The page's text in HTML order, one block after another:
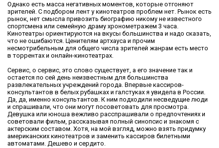
Однако есть масса негативных моментов, которые отгоняют
зрителей. С подбором лент у кинотеатров проблем нет. Рынок есть
рынок, нет смысла привозить биографию никому не известного
спортсмена или семейную драму хронометражем 3 часа.
Кинотеатры ориентируются на вкусы большинства и надо сказать,
что не ошибаются. Ценителям артхауса и прочим
несмотрибельным для общего числа зрителей жанрам есть место
в торрентах и онлайн-кинотеатрах.
Сервис, о сервис, это слово существует, а его значение так и
остается по сей день неизвестным для большинства
развлекательных учреждений города. Впервые кассиров-
консультантов в белых рубашках и галстуках я увидела в России.
Да, да, именно консультантов. К ним подходили несведущие люди
и спрашивали, что они могут посоветовать для просмотра.
Девушка или юноша вежливо расспрашивали о предпочтениях и
советовали фильм, рассказывая полный синопсис и знакомя с
актерским составом. Хотя, на мой взгляд, можно взять придумку
американских кинотеатров и заменить кассиров билетными
автоматами. Дешево и сердито.